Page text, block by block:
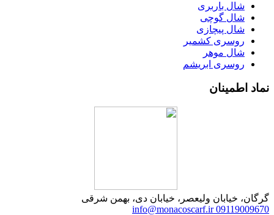
شال باربری
شال گوچی
شال پیچازی
روسری کشمیر
شال موهر
روسری ابریشم
نماد اطمینان
گرگان، خیابان ولیعصر، خیابان دی، بهمن شرقی
09119009670
info@monacoscarf.ir